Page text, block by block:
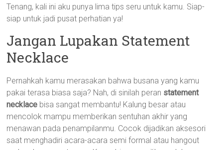
Tenang, kali ini aku punya lima tips seru untuk kamu. Siap-
siap untuk jadi pusat perhatian ya!
Jangan Lupakan Statement
Necklace
Pernahkah kamu merasakan bahwa busana yang kamu
pakai terasa biasa saja? Nah, di sinilah peran statement
necklace bisa sangat membantu! Kalung besar atau
mencolok mampu memberikan sentuhan akhir yang
menawan pada penampilanmu. Cocok dijadikan aksesori
saat menghadiri acara-acara semi formal atau hangout